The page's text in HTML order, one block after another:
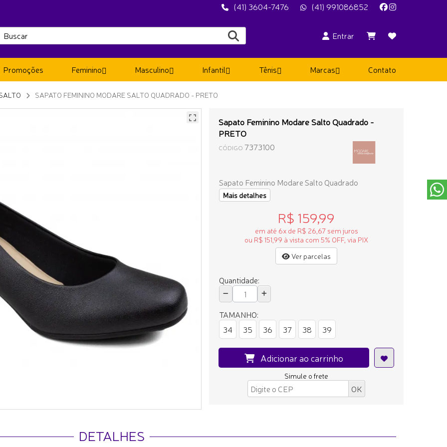
(41) 3604-7476 (41) 991086852
Entrar
Promoções Feminino Masculino Infantil Tênis Marcas Contato
SAPATO FEMININO MODARE SALTO QUADRADO - PRETO
Sapato Feminino Modare Salto Quadrado -
PRETO
CÓDIGO 7373100
Sapato Feminino Modare Salto Quadrado
Mais detalhes
R$ 159,99
em até 6x de R$ 26,67 sem juros
ou R$ 151,99 à vista com 5% OFF, via PIX
Ver parcelas
Quantidade:
TAMANHO:
34
35 36 37 38 39
Adicionar ao carrinho
Simule o frete
DETALHES